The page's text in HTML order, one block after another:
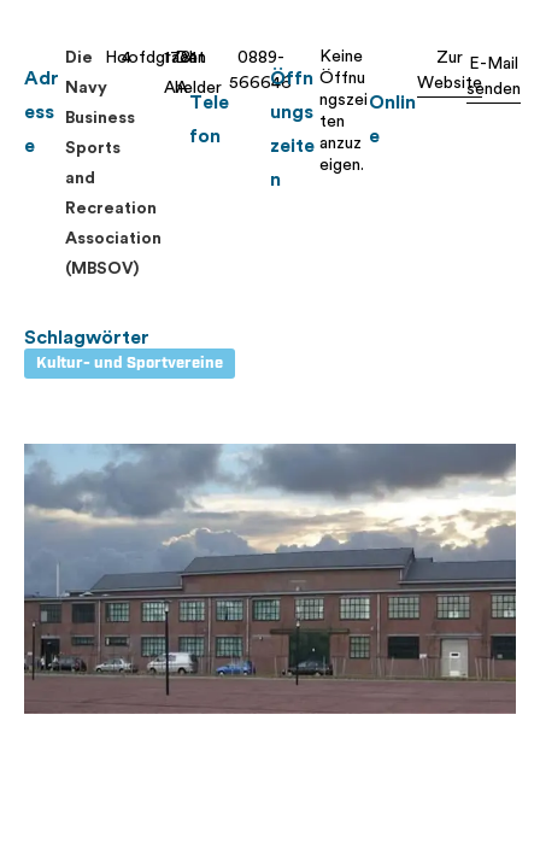
Adr
ess
e
Die
Navy
Business
Sports
and
Recreation
Association
(MBSOV)
Hoofdgracht
4
1781
AA
Den
helder
Tele
fon
0889-
566646Öffn
ungs
zeite
n
Keine
Öffnu
ngszei
ten
anzuz
eigen.
Onlin
e
Zur
Website
E-Mail
senden
Schlagwörter
Kultur- und Sportvereine